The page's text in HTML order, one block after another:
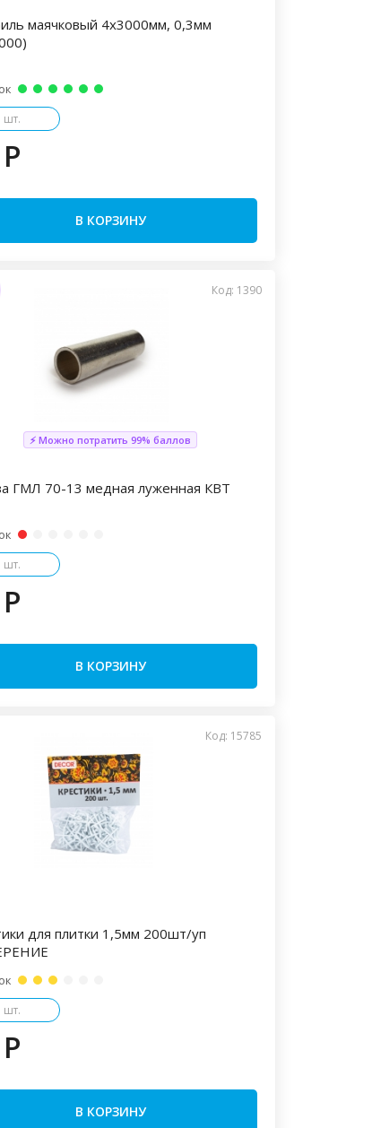
маячковый 4х3000мм, 0,3мм
шт.
В КОРЗИНУ
Код: 1390
⚡ Можно потратить 99% баллов
ГМЛ 70-13 медная луженная КВТ
шт.
В КОРЗИНУ
Код: 15785
для плитки 1,5мм 200шт/уп
шт.
В КОРЗИНУ